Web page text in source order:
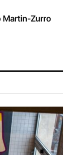
Martin-Zurro